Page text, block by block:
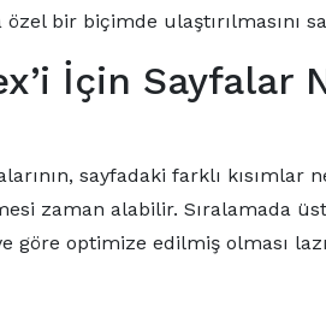
bir biçimde ulaştırılmasını
İçin Sayfalar
sayfadaki farklı kısımlar
zaman alabilir. Sıralamada
göre optimize edilmiş olması